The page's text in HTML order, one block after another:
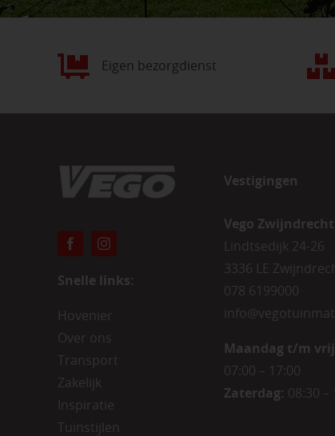
Eigen bezorgdienst
Snelle links:
Hovenier
Over ons
Transport
Zakelijk
Inspiratie
Tuinstijlen
Vestigingen
Vego Zwijndrecht
Lindtsedijk 24-26
3336 LE
078 6199000
Maandag t/m
07:00 – 17:00
Zaterdag: 08:30 –